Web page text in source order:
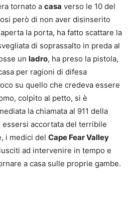
tornato a casa verso le 10 del
però di non aver disinserito
la porta, ha fatto scattare la
di soprassalto in preda al
un ladro, ha preso la pistola,
per ragioni di difesa
su quello che credeva essere
colpito al petto, si è
la chiamata al 911 della
essersi accortata del terribile
i medici del Cape Fear Valley
ad intervenire in tempo e
a casa sulle proprie gambe.